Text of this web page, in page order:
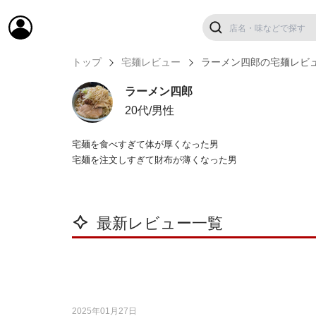
トップ 宅麺レビュー ラーメン四郎の宅麺レビ
ラーメン四郎
20代/男性
宅麺を食べすぎて体が厚くなった男
宅麺を注文しすぎて財布が薄くなった男
最新レビュー一覧
2025年01月27日